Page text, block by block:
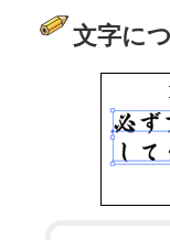
文字に